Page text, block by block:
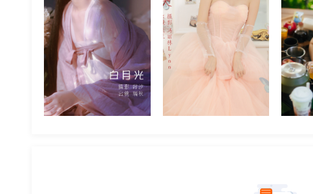
精选图 2023-05-18 精选图 2024-03-21 精选